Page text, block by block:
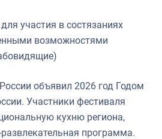
участия в состязаниях
возможностями
объявил 2026 год Годом
Участники фестиваля
кухню региона,
развлекательная программа.